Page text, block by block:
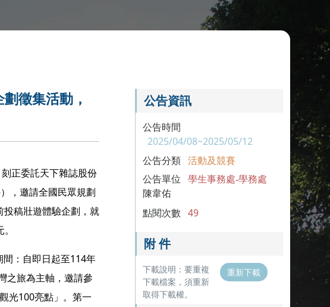
徵集活動，
正委託天下雜誌股份
，邀請全國民眾規劃
稿壯遊體驗企劃，就
：自即日起至114年
之旅為主軸，邀請參
光100亮點」。第一
公告資訊
公告時間
2025/04/08~2025/05/12
公告分類 活動及競賽
公告單位
學生事務處-學務處
陳韋佑
點閱次數 49
附 件
下載說明：要重複
下載檔案，須重新
取得下載權。
重新下載